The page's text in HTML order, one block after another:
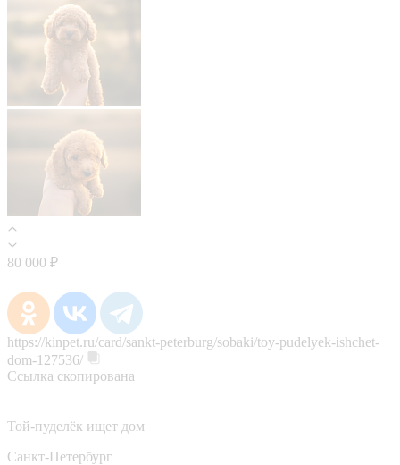
80 000 ₽
https://kinpet.ru/card/sankt-peterburg/sobaki/toy-pudelyek-ishchet-
dom-127536/
Ссылка скопирована
Той-пуделёк ищет дом
Санкт-Петербург